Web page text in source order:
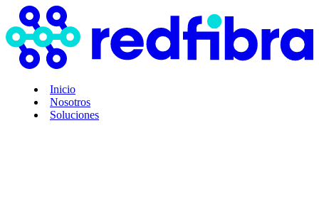
Inicio
Nosotros
Soluciones